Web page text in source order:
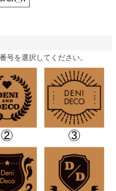
号を選択してください。